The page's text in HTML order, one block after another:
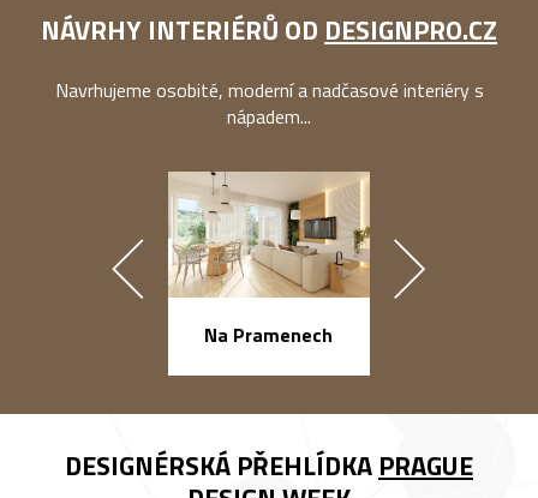
NÁVRHY INTERIÉRŮ OD DESIGNPRO.CZ
Navrhujeme osobité, moderní a nadčasové interiéry s
nápadem...
Na Pramenech
DESIGNÉRSKÁ PŘEHLÍDKA PRAGUE